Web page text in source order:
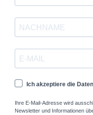
Ich akzeptiere die
Ihre E-Mail-Adresse wird
Newsletter und Informationen